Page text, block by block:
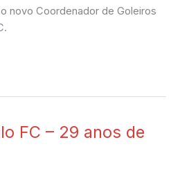
novo Coordenador de Goleiros
FC – 29 anos de